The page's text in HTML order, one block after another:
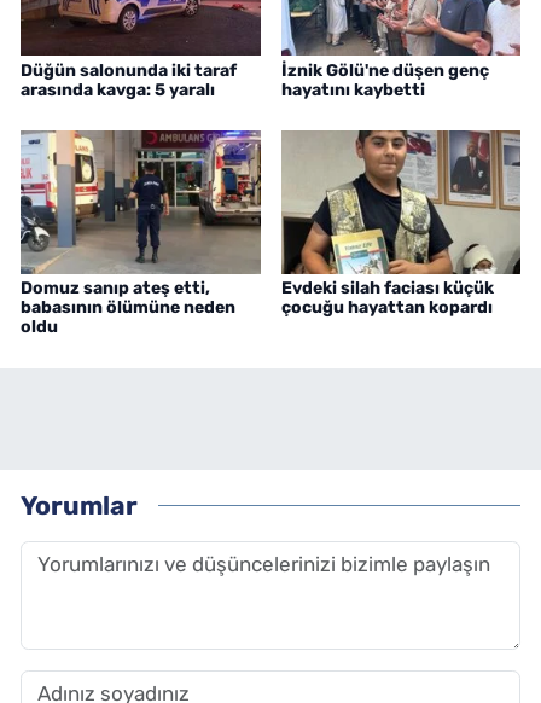
Düğün salonunda iki taraf
arasında kavga: 5 yaralı
İznik Gölü'ne düşen genç
hayatını kaybetti
Domuz sanıp ateş etti,
babasının ölümüne neden
oldu
Evdeki silah faciası küçük
çocuğu hayattan kopardı
Yorumlar